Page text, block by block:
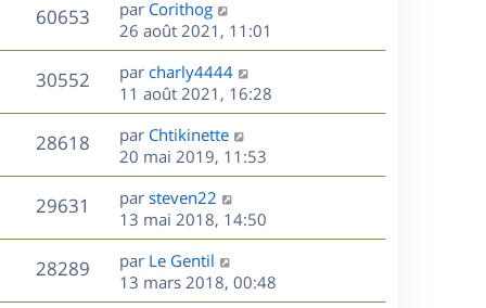
e
s
n
i
e
r
m
e
s
s
a
g
e
60653V
u
e
s
D
e
r
n
i
e
r
m
e
s
s
a
g
e
par Corithog
26 août 2021, 11:01
30552V
u
e
D
e
r
n
i
e
r
m
e
s
s
par charly4444
11 août 2021, 16:28
28618V
u
s
D
e
r
n
i
e
r
m
par Chtikinette
20 mai 2019, 11:53
29631
u
D
e
r
n
i
par steven22
13 mai 2018, 14:50
28289V
D
e
r
par Le Gentil
13 mars 2018, 00:48